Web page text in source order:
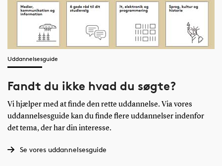
Uddannelsesguide
Fandt du ikke hvad du søgte?
Vi hjælper med at finde den rette uddannelse. Via vores
uddannelsesguide kan du finde flere uddannelser indenfor
det tema, der har din interesse.
Se vores uddannelsesguide